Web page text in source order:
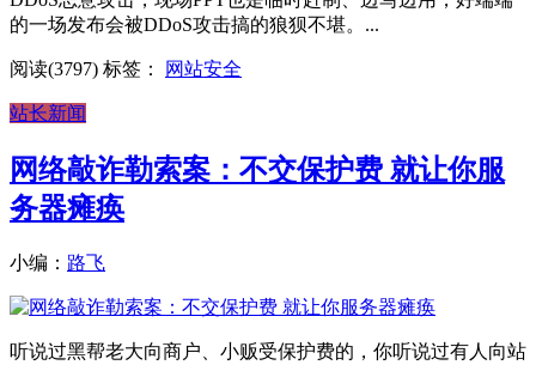
的一场发布会被DDoS攻击搞的狼狈不堪。...
阅读(3797) 标签： 网站安全
站长新闻
网络敲诈勒索案：不交保护费 就让你服
务器瘫痪
小编： 路飞
听说过黑帮老大向商户、小贩受保护费的，你听说过有人向站